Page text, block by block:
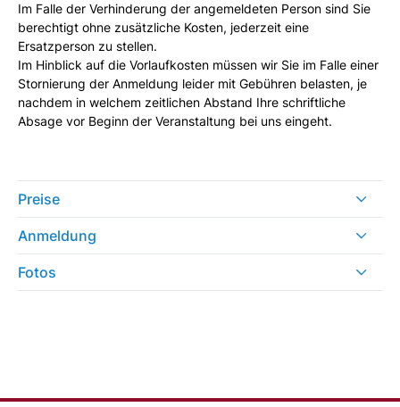
Im Falle der Verhinderung der angemeldeten Person sind Sie
berechtigt ohne zusätzliche Kosten, jederzeit eine
Ersatzperson zu stellen.
Im Hinblick auf die Vorlaufkosten müssen wir Sie im Falle einer
Stornierung der Anmeldung leider mit Gebühren belasten, je
nachdem in welchem zeitlichen Abstand Ihre schriftliche
Absage vor Beginn der Veranstaltung bei uns eingeht.
Preise
Anmeldung
Fotos